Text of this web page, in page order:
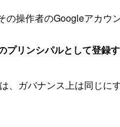
操作者のGoogleアカウ
リンシパルとして登録
ガバナンス上は同じ